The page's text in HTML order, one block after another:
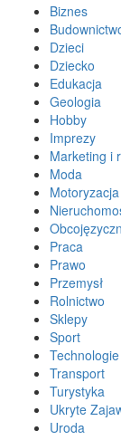
Biznes
Dzieci
Dziecko
Edukacja
Geologia
Hobby
Imprezy
Marketing i
Moda
Motoryzacja
Praca
Prawo
Przemysł
Rolnictwo
Sklepy
Sport
Technologie
Transport
Turystyka
Ukryte
Uroda